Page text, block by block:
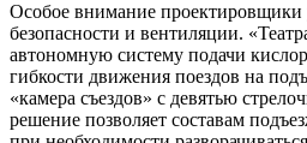
Особое внимание проектировщики
безопасности и вентиляции.
автономную систему подачи
гибкости движения поездов на
«камера съездов» с девятью
решение позволяет составам